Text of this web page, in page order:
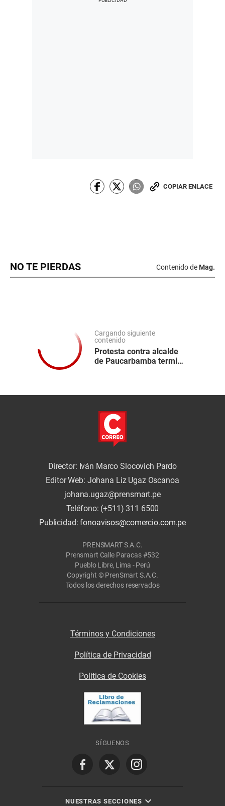
COPIAR ENLACE
NO TE PIERDAS Contenido de Mag.
Cargando siguiente
contenido
Protesta contra alcalde
de Paucarbamba termina
Director: Iván Marco Slocovich Pardo
Editor Web: Johana Liz Ugaz Oscanoa
johana.ugaz@prensmart.pe
Teléfono: (+511) 311 6500
Publicidad:fonoavisos@comercio.com.pe
PRENSMART S.A.C.
Prensmart Calle Paracas #532
Pueblo Libre, Lima - Perú
Copyright © PrenSmart S.A.C.
Todos los derechos reservados
Términos y Condiciones
Política de Privacidad
Politica de Cookies
SÍGUENOS
NUESTRAS SECCIONES